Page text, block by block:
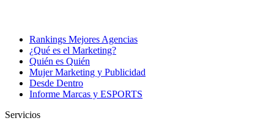
Rankings Mejores Agencias
¿Qué es el Marketing?
Quién es Quién
Mujer Marketing y Publicidad
Desde Dentro
Informe Marcas y ESPORTS
Servicios